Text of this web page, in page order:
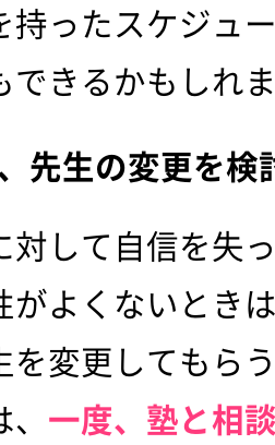
持ったスケジュ
できるかもしれ
先生の変更を検
対して自信を失
がよくないとき
を変更してもら
一度、塾と相